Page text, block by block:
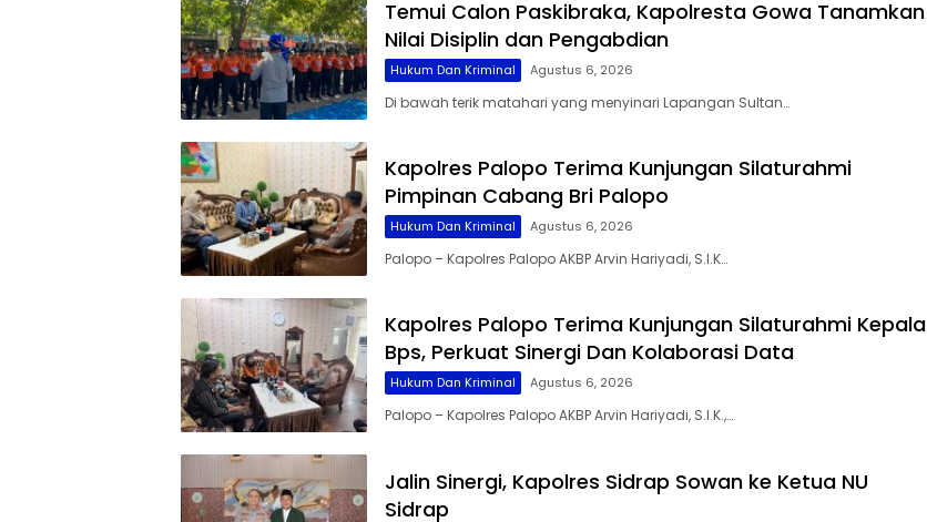
Temui Calon Paskibraka, Kapolresta Gowa Tanamkan
Nilai Disiplin dan Pengabdian
Hukum Dan Kriminal Agustus 6, 2026
Di bawah terik matahari yang menyinari Lapangan Sultan…
Kapolres Palopo Terima Kunjungan Silaturahmi
Pimpinan Cabang Bri Palopo
Hukum Dan Kriminal Agustus 6, 2026
Palopo – Kapolres Palopo AKBP Arvin Hariyadi, S.I.K…
Kapolres Palopo Terima Kunjungan Silaturahmi Kepala
Bps, Perkuat Sinergi Dan Kolaborasi Data
Hukum Dan Kriminal Agustus 6, 2026
Palopo – Kapolres Palopo AKBP Arvin Hariyadi, S.I.K.,…
Jalin Sinergi, Kapolres Sidrap Sowan ke Ketua NU
Sidrap